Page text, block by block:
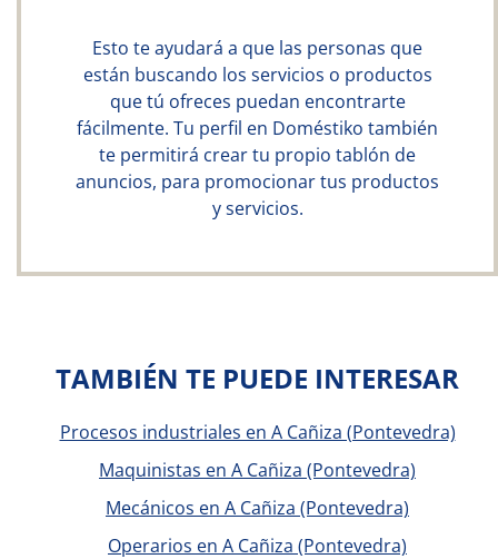
Esto te ayudará a que las personas que
están buscando los servicios o productos
que tú ofreces puedan encontrarte
fácilmente. Tu perfil en Doméstiko también
te permitirá crear tu propio tablón de
anuncios, para promocionar tus productos
y servicios.
TAMBIÉN TE PUEDE INTERESAR
Procesos industriales en A Cañiza (Pontevedra)
Maquinistas en A Cañiza (Pontevedra)
Mecánicos en A Cañiza (Pontevedra)
Operarios en A Cañiza (Pontevedra)